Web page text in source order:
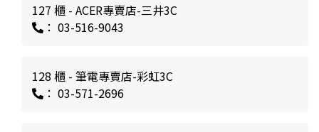
127 櫃 - ACER專賣店-三井3C
： 03-516-9043
128 櫃 - 筆電專賣店-彩虹3C
： 03-571-2696